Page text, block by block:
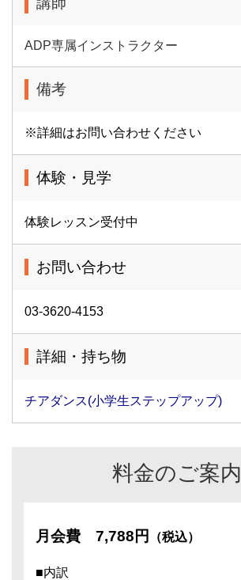
ADP専属インストラクター
備考
※詳細はお問い合わせください
体験・見学
体験レッスン受付中
お問い合わせ
03-3620-4153
詳細・持ち物
チアダンス(小学生ステップアップ)
料金のご案内
月会費 7,788円 （税込）
■内訳